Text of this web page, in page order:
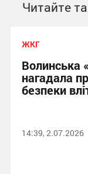
Читайте
ЖКГ
Волинська
нагадала
безпеки
14:39, 2.07.2026